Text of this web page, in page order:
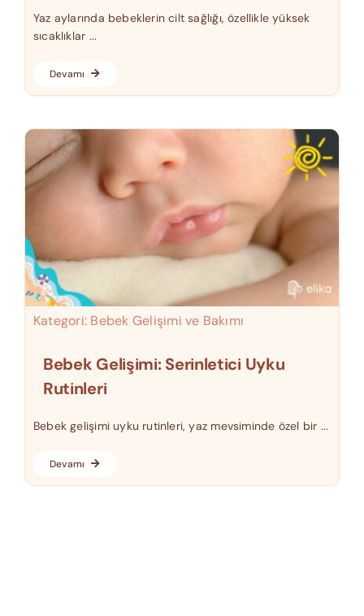
Yaz aylarında bebeklerin cilt sağlığı, özellikle yüksek
sıcaklıklar ...
Devamı
Kategori: Bebek Gelişimi ve Bakımı
Bebek Gelişimi: Serinletici Uyku
Rutinleri
Bebek gelişimi uyku rutinleri, yaz mevsiminde özel bir ...
Devamı